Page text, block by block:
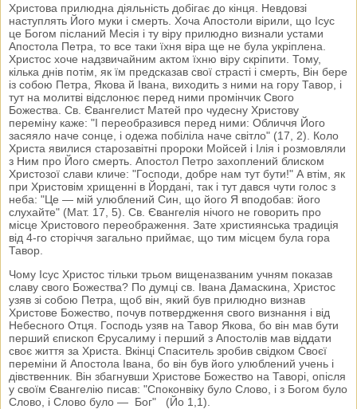
Христова прилюдна діяльність добігає до кінця. Невдовзі
наступлять Його муки і смерть. Хоча Апостоли вірили, що Ісус
це Богом післаний Месія і ту віру прилюдно визнали устами
Апостола Петра, то все таки їхня віра ще не була укріплена.
Христос хоче надзвичайним актом їхню віру скріпити. Тому,
кілька днів потім, як їм предсказав свої страсті і смерть, Він бере
із собою Петра, Якова й Івана, виходить з ними на гору Тавор, і
тут на молитві відслонює перед ними промінчик Свого
Божества. Св. Євангелист Матей про чудесну Христову
переміну каже: "І переобразився перед ними: Обличчя Його
засяяло наче сонце, і одежа побіліла наче світло" (17, 2). Коло
Христа явилися старозавітні пророки Мойсей і Ілія і розмовляли
з Ним про Його смерть. Апостол Петро захоплений блиском
Христозої слави кличе: "Господи, добре нам тут бути!" А втім, як
при Христовім хрищенні в Йордані, так і тут дався чути голос з
неба: "Це — мій улюблений Син, що його Я вподобав: його
слухайте" (Мат. 17, 5). Св. Євангелія нічого не говорить про
місце Христового переображення. Зате християнська традиція
від 4-го сторіччя загально приймає, що тим місцем була гора
Тавор.
Чому Ісус Христос тільки трьом вищеназваним учням показав
славу свого Божества? По думці св. Івана Дамаскина, Христос
узяв зі собою Петра, щоб він, який був прилюдно визнав
Христове Божество, почув потвердження свого визнання і від
Небесного Отця. Господь узяв на Тавор Якова, бо він мав бути
перший єпископ Єрусалиму і перший з Апостолів мав віддати
своє життя за Христа. Вкінці Спаситель зробив свідком Своєї
переміни й Апостола Івана, бо він був його улюблений учень і
дівственник. Він збагнувши Христове Божество на Таворі, опісля
у своїм Євангелію писав: "Споконвіку було Слово, і з Богом було
Слово, і Слово було — Бог" (Йо 1,1).